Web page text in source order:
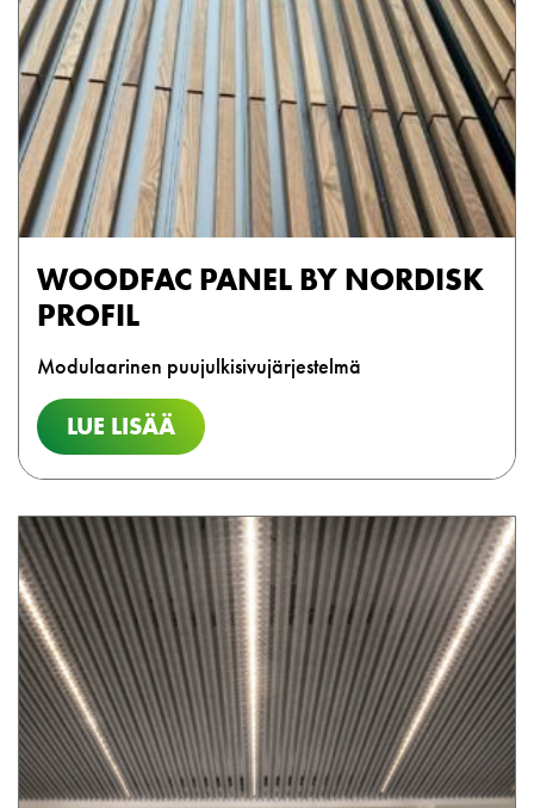
WOODFAC PANEL BY NORDISK
PROFIL
Modulaarinen puujulkisivujärjestelmä
LUE LISÄÄ